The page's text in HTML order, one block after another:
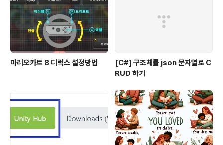
마리오카트 8 디럭스 설정방법
[C#] 구조체를 json 문자열로 C
RUD 하기